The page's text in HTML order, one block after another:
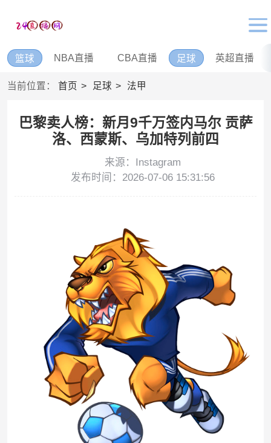
篮球 NBA直播 CBA直播 足球 英超直播
当前位置： 首页 足球 法甲
巴黎卖人榜：新月9千万签内马尔 贡萨
洛、西蒙斯、乌加特列前四
来源：Instagram
发布时间：2026-07-06 15:31:56